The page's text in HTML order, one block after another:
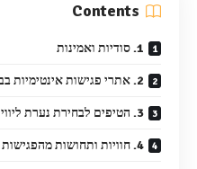
Contents
1. סודיות ואמינות
2. אתרי פגישות אינטימיות בבאר שבע
3. הטיפים לבחירת נערת ליווי בבאר שבע
4. חוויות ותחושות מהפגישות